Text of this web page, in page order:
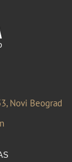
Novi Beograd